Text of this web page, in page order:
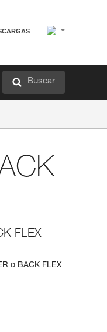
Buscar
FLEX
o BACK FLEX